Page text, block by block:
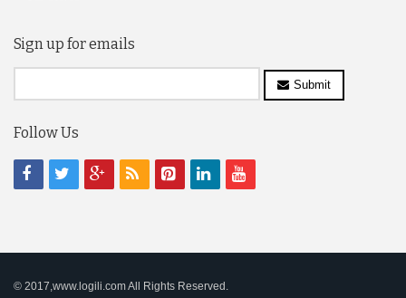
Sign up for emails
Submit
Follow Us
© 2017,www.logili.com All Rights Reserved.